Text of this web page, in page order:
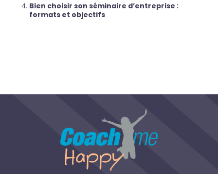
Bien choisir son séminaire d’entreprise :
formats et objectifs